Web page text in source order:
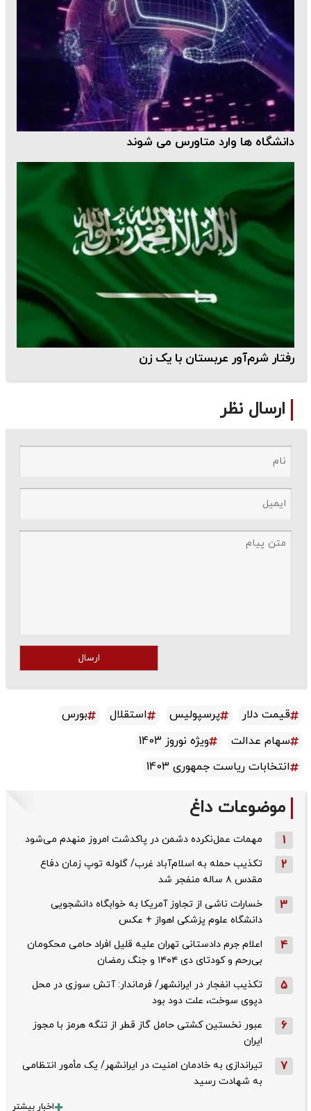
دانشگاه ها وارد متاورس می شوند
رفتار شرم‌آور عربستان با یک زن
ارسال نظر
ارسال
قیمت دلار پرسپولیس استقلال
بورس
سهام عدالت
ویژه نوروز 1403
انتخابات ریاست جمهوری 1403
موضوعات داغ
1 مهمات عمل‌نکرده دشمن در پاکدشت امروز منهدم می‌شود
2
تکذیب حمله به اسلام‌آباد غرب/ گلوله توپ زمان دفاع
مقدس ۸ ساله منفجر شد
3
خسارات ناشی از تجاوز آمریکا به خوابگاه دانشجویی
دانشگاه علوم پزشکی اهواز + عکس
4
اعلام جرم دادستانی تهران علیه قلیل افراد حامی محکومان
بی‌رحم و کودتای دی‌ ۱۴۰۴ و جنگ رمضان
5
تکذیب ‌انفجار در ایرانشهر/ فرماندار: آتش سوزی در محل
دپوی سوخت، علت دود بود
6
عبور نخستین کشتی حامل گاز قطر از تنگه هرمز با مجوز
ایران
7
تیراندازی به خادمان امنیت در ایرانشهر/ یک مأمور انتظامی
به شهادت رسید
اخبار بیشتر